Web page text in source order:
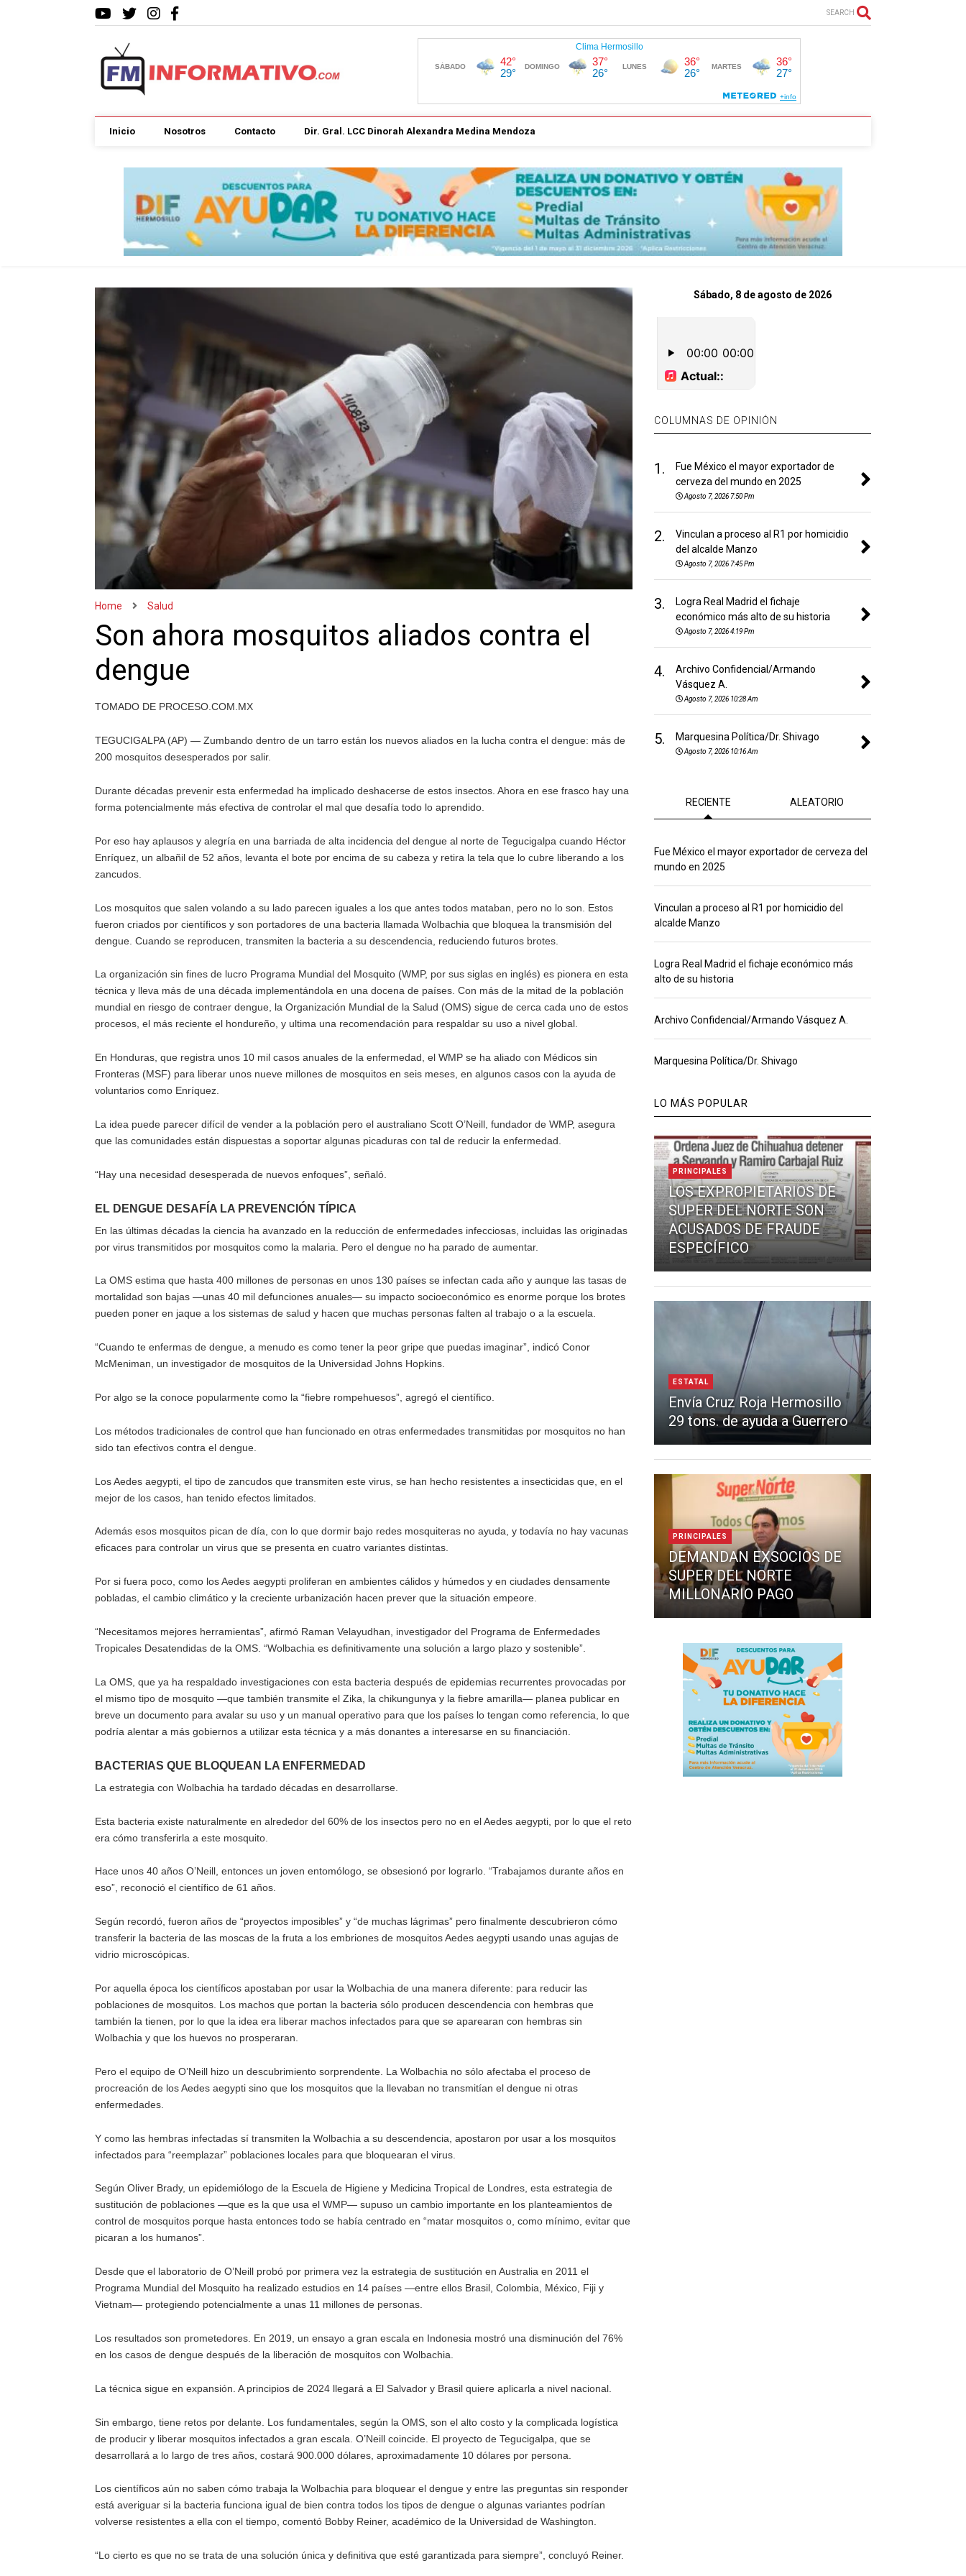
SEARCH
Inicio Nosotros Contacto Dir. Gral. LCC Dinorah Alexandra Medina Mendoza
Home Salud
Son ahora mosquitos aliados contra el
dengue
TOMADO DE PROCESO.COM.MX
TEGUCIGALPA (AP) — Zumbando dentro de un tarro están los nuevos aliados en la lucha contra el dengue: más de
200 mosquitos desesperados por salir.
Durante décadas prevenir esta enfermedad ha implicado deshacerse de estos insectos. Ahora en ese frasco hay una
forma potencialmente más efectiva de controlar el mal que desafía todo lo aprendido.
Por eso hay aplausos y alegría en una barriada de alta incidencia del dengue al norte de Tegucigalpa cuando Héctor
Enríquez, un albañil de 52 años, levanta el bote por encima de su cabeza y retira la tela que lo cubre liberando a los
zancudos.
Los mosquitos que salen volando a su lado parecen iguales a los que antes todos mataban, pero no lo son. Estos
fueron criados por científicos y son portadores de una bacteria llamada Wolbachia que bloquea la transmisión del
dengue. Cuando se reproducen, transmiten la bacteria a su descendencia, reduciendo futuros brotes.
La organización sin fines de lucro Programa Mundial del Mosquito (WMP, por sus siglas en inglés) es pionera en esta
técnica y lleva más de una década implementándola en una docena de países. Con más de la mitad de la población
mundial en riesgo de contraer dengue, la Organización Mundial de la Salud (OMS) sigue de cerca cada uno de estos
procesos, el más reciente el hondureño, y ultima una recomendación para respaldar su uso a nivel global.
En Honduras, que registra unos 10 mil casos anuales de la enfermedad, el WMP se ha aliado con Médicos sin
Fronteras (MSF) para liberar unos nueve millones de mosquitos en seis meses, en algunos casos con la ayuda de
voluntarios como Enríquez.
La idea puede parecer difícil de vender a la población pero el australiano Scott O’Neill, fundador de WMP, asegura
que las comunidades están dispuestas a soportar algunas picaduras con tal de reducir la enfermedad.
“Hay una necesidad desesperada de nuevos enfoques”, señaló.
EL DENGUE DESAFÍA LA PREVENCIÓN TÍPICA
En las últimas décadas la ciencia ha avanzado en la reducción de enfermedades infecciosas, incluidas las originadas
por virus transmitidos por mosquitos como la malaria. Pero el dengue no ha parado de aumentar.
La OMS estima que hasta 400 millones de personas en unos 130 países se infectan cada año y aunque las tasas de
mortalidad son bajas —unas 40 mil defunciones anuales— su impacto socioeconómico es enorme porque los brotes
pueden poner en jaque a los sistemas de salud y hacen que muchas personas falten al trabajo o a la escuela.
“Cuando te enfermas de dengue, a menudo es como tener la peor gripe que puedas imaginar”, indicó Conor
McMeniman, un investigador de mosquitos de la Universidad Johns Hopkins.
Por algo se la conoce popularmente como la “fiebre rompehuesos”, agregó el científico.
Los métodos tradicionales de control que han funcionado en otras enfermedades transmitidas por mosquitos no han
sido tan efectivos contra el dengue.
Los Aedes aegypti, el tipo de zancudos que transmiten este virus, se han hecho resistentes a insecticidas que, en el
mejor de los casos, han tenido efectos limitados.
Además esos mosquitos pican de día, con lo que dormir bajo redes mosquiteras no ayuda, y todavía no hay vacunas
eficaces para controlar un virus que se presenta en cuatro variantes distintas.
Por si fuera poco, como los Aedes aegypti proliferan en ambientes cálidos y húmedos y en ciudades densamente
pobladas, el cambio climático y la creciente urbanización hacen prever que la situación empeore.
“Necesitamos mejores herramientas”, afirmó Raman Velayudhan, investigador del Programa de Enfermedades
Tropicales Desatendidas de la OMS. “Wolbachia es definitivamente una solución a largo plazo y sostenible”.
La OMS, que ya ha respaldado investigaciones con esta bacteria después de epidemias recurrentes provocadas por
el mismo tipo de mosquito —que también transmite el Zika, la chikungunya y la fiebre amarilla— planea publicar en
breve un documento para avalar su uso y un manual operativo para que los países lo tengan como referencia, lo que
podría alentar a más gobiernos a utilizar esta técnica y a más donantes a interesarse en su financiación.
BACTERIAS QUE BLOQUEAN LA ENFERMEDAD
La estrategia con Wolbachia ha tardado décadas en desarrollarse.
Esta bacteria existe naturalmente en alrededor del 60% de los insectos pero no en el Aedes aegypti, por lo que el reto
era cómo transferirla a este mosquito.
Hace unos 40 años O’Neill, entonces un joven entomólogo, se obsesionó por lograrlo. “Trabajamos durante años en
eso”, reconoció el científico de 61 años.
Según recordó, fueron años de “proyectos imposibles” y “de muchas lágrimas” pero finalmente descubrieron cómo
transferir la bacteria de las moscas de la fruta a los embriones de mosquitos Aedes aegypti usando unas agujas de
vidrio microscópicas.
Por aquella época los científicos apostaban por usar la Wolbachia de una manera diferente: para reducir las
poblaciones de mosquitos. Los machos que portan la bacteria sólo producen descendencia con hembras que
también la tienen, por lo que la idea era liberar machos infectados para que se aparearan con hembras sin
Wolbachia y que los huevos no prosperaran.
Pero el equipo de O’Neill hizo un descubrimiento sorprendente. La Wolbachia no sólo afectaba el proceso de
procreación de los Aedes aegypti sino que los mosquitos que la llevaban no transmitían el dengue ni otras
enfermedades.
Y como las hembras infectadas sí transmiten la Wolbachia a su descendencia, apostaron por usar a los mosquitos
infectados para “reemplazar” poblaciones locales para que bloquearan el virus.
Según Oliver Brady, un epidemiólogo de la Escuela de Higiene y Medicina Tropical de Londres, esta estrategia de
sustitución de poblaciones —que es la que usa el WMP— supuso un cambio importante en los planteamientos de
control de mosquitos porque hasta entonces todo se había centrado en “matar mosquitos o, como mínimo, evitar que
picaran a los humanos”.
Desde que el laboratorio de O’Neill probó por primera vez la estrategia de sustitución en Australia en 2011 el
Programa Mundial del Mosquito ha realizado estudios en 14 países —entre ellos Brasil, Colombia, México, Fiji y
Vietnam— protegiendo potencialmente a unas 11 millones de personas.
Los resultados son prometedores. En 2019, un ensayo a gran escala en Indonesia mostró una disminución del 76%
en los casos de dengue después de la liberación de mosquitos con Wolbachia.
La técnica sigue en expansión. A principios de 2024 llegará a El Salvador y Brasil quiere aplicarla a nivel nacional.
Sin embargo, tiene retos por delante. Los fundamentales, según la OMS, son el alto costo y la complicada logística
de producir y liberar mosquitos infectados a gran escala. O’Neill coincide. El proyecto de Tegucigalpa, que se
desarrollará a lo largo de tres años, costará 900.000 dólares, aproximadamente 10 dólares por persona.
Los científicos aún no saben cómo trabaja la Wolbachia para bloquear el dengue y entre las preguntas sin responder
está averiguar si la bacteria funciona igual de bien contra todos los tipos de dengue o algunas variantes podrían
volverse resistentes a ella con el tiempo, comentó Bobby Reiner, académico de la Universidad de Washington.
“Lo cierto es que no se trata de una solución única y definitiva que esté garantizada para siempre”, concluyó Reiner.
Sábado, 8 de agosto de 2026
COLUMNAS DE OPINIÓN
1.
Fue México el mayor exportador de
cerveza del mundo en 2025
Agosto 7, 2026 7:50 Pm
2.
Vinculan a proceso al R1 por homicidio
del alcalde Manzo
Agosto 7, 2026 7:45 Pm
3.
Logra Real Madrid el fichaje
económico más alto de su historia
Agosto 7, 2026 4:19 Pm
4.
Archivo Confidencial/Armando
Vásquez A.
Agosto 7, 2026 10:28 Am
5. Marquesina Política/Dr. Shivago
Agosto 7, 2026 10:16 Am
RECIENTE ALEATORIO
Fue México el mayor exportador de cerveza del
mundo en 2025
Vinculan a proceso al R1 por homicidio del
alcalde Manzo
Logra Real Madrid el fichaje económico más
alto de su historia
Archivo Confidencial/Armando Vásquez A.
Marquesina Política/Dr. Shivago
LO MÁS POPULAR
PRINCIPALES
LOS EXPROPIETARIOS DE
SUPER DEL NORTE SON
ACUSADOS DE FRAUDE
ESPECÍFICO
ESTATAL
Envía Cruz Roja Hermosillo
29 tons. de ayuda a Guerrero
PRINCIPALES
DEMANDAN EXSOCIOS DE
SUPER DEL NORTE
MILLONARIO PAGO